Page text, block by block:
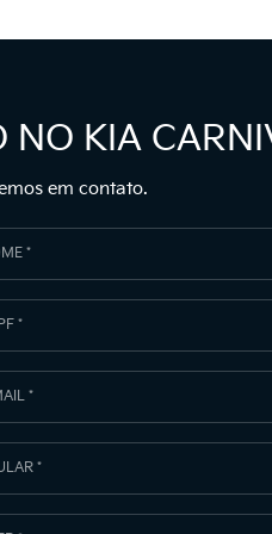
NO KIA
em contato.